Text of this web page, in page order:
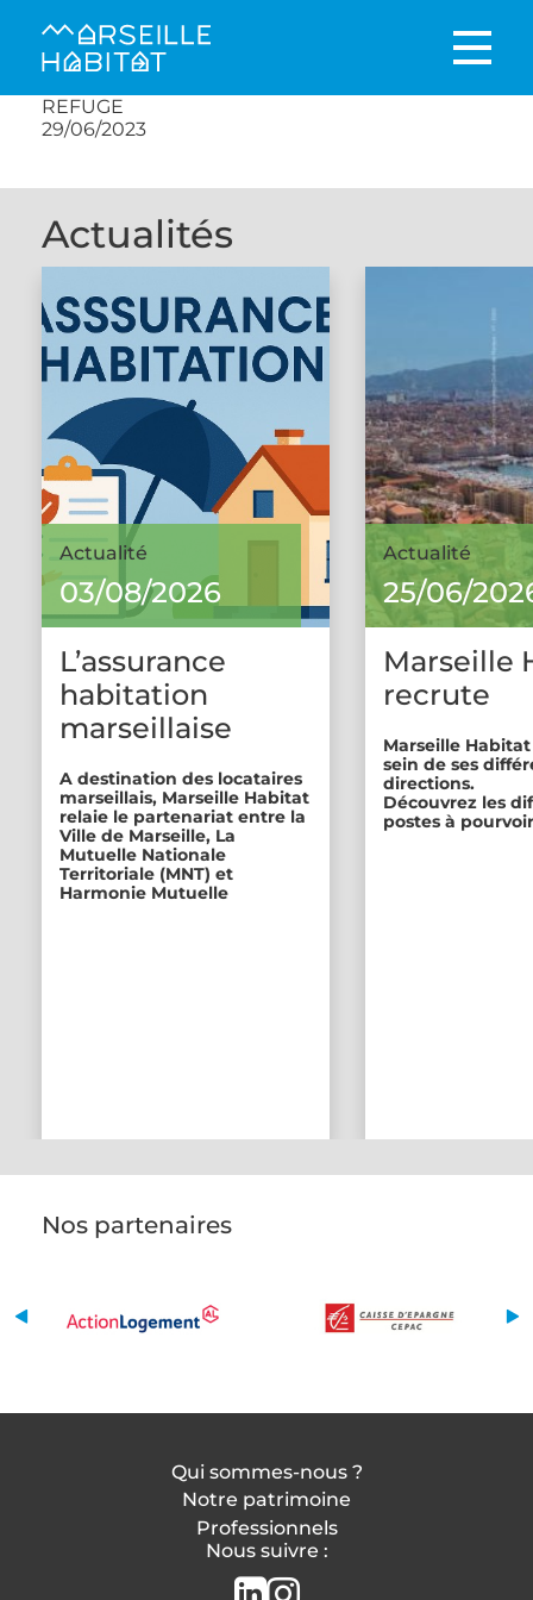
REFUGE
29/06/2023
Actualités
Actualité
03/08/2026
L’assurance
habitation
marseillaise
A destination des locataires
marseillais, Marseille Habitat
relaie le partenariat entre la
Ville de Marseille, La
Mutuelle Nationale
Territoriale (MNT) et
Harmonie Mutuelle
Actualité
25/06/
Marseille
recrute
Marseille
sein de ses
directions.
Découvrez les
postes à
Nos partenaires
Qui sommes-nous ?
Notre patrimoine
Professionnels
Nous suivre :